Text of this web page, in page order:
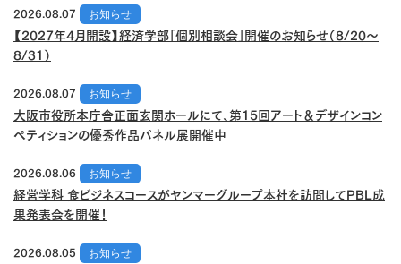
2026.08.07
お知らせ
【2027年4月開設】経済学部「個別相談会」開催のお知らせ（8/20～
8/31）
2026.08.07
お知らせ
大阪市役所本庁舎正面玄関ホールにて、第15回アート＆デザインコン
ペティションの優秀作品パネル展開催中
2026.08.06
お知らせ
経営学科 食ビジネスコースがヤンマーグループ本社を訪問してPBL成
果発表会を開催！
2026.08.05
お知らせ